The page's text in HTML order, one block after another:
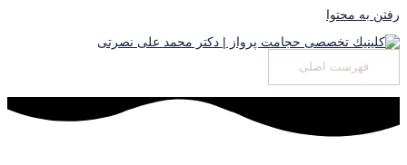
رفتن به محتوا
فهرست اصلی